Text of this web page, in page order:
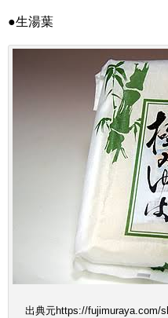
●生湯葉
出典元https://fujimuraya.com/